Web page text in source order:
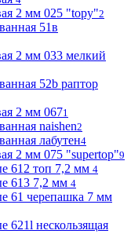
2 мм 025 "topy"2
51в
2 мм 033 мелкий
52b раптор
2 мм 0671
naishen2
лабутен4
2 мм 075 "supertop"9
612 топ 7,2 мм 4
613 7,2 мм 4
61 черепашка 7 мм
621l нескользящая